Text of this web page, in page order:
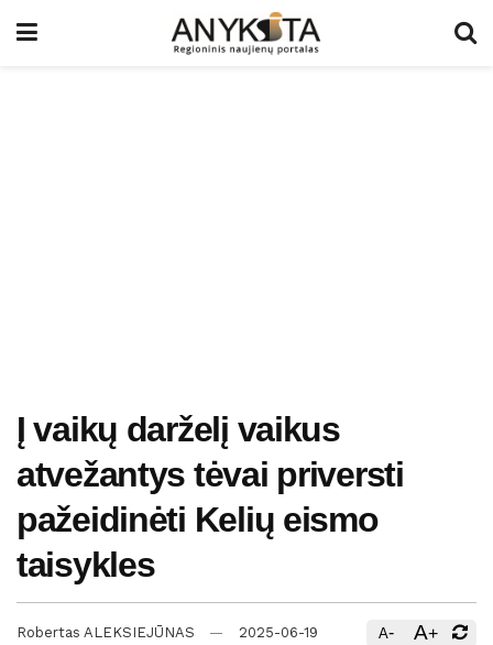
Į vaikų darželį vaikus
atvežantys tėvai priversti
pažeidinėti Kelių eismo
taisykles
Robertas ALEKSIEJŪNAS 2025-06-19 A- A+